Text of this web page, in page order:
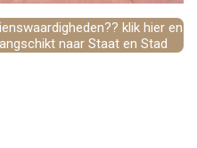
klik hier en
naar Staat en Stad